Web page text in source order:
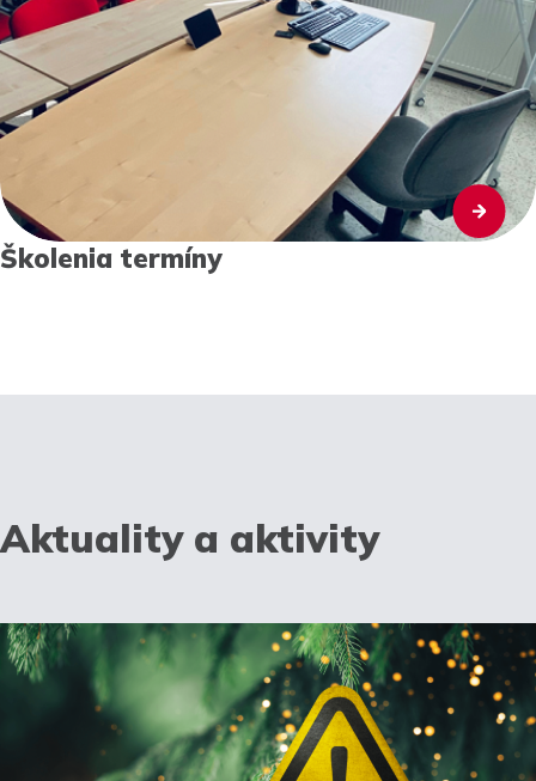
Školenia termíny
Aktuality a aktivity